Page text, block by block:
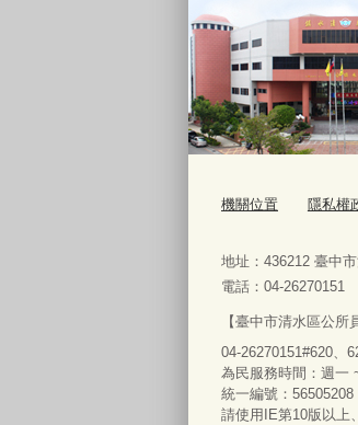
機關位置 隱私權
地址：436212 臺中
電話：04-26270151
【臺中市清水區公所
04-26270151#620
為民服務時間：週一
統一編號：56505208
請使用IE第10版以上